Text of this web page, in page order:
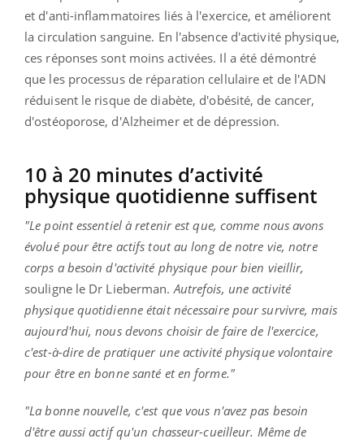
et d'anti-inflammatoires liés à l'exercice, et améliorent
la circulation sanguine. En l'absence d'activité physique,
ces réponses sont moins activées. Il a été démontré
que les processus de réparation cellulaire et de l'ADN
réduisent le risque de diabète, d'obésité, de cancer,
d'ostéoporose, d'Alzheimer et de dépression.
10 à 20 minutes d’activité
physique quotidienne suffisent
"Le point essentiel à retenir est que, comme nous avons
évolué pour être actifs tout au long de notre vie, notre
corps a besoin d'activité physique pour bien vieillir,
souligne le Dr Lieberman. Autrefois, une activité
physique quotidienne était nécessaire pour survivre, mais
aujourd'hui, nous devons choisir de faire de l'exercice,
c'est-à-dire de pratiquer une activité physique volontaire
pour être en bonne santé et en forme."
"La bonne nouvelle, c'est que vous n'avez pas besoin
d'être aussi actif qu'un chasseur-cueilleur. Même de